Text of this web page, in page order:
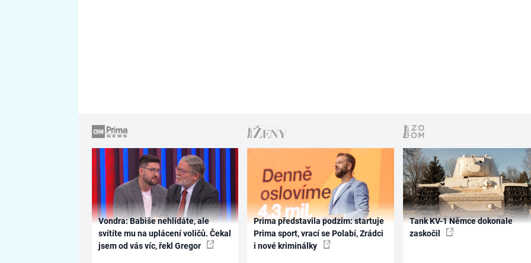
Vondra: Babiše nehlídáte, ale
svítíte mu na uplácení voličů. Čekal
jsem od vás víc, řekl Gregor
Prima představila podzim: startuje
Prima sport, vrací se Polabí, Zrádci
i nové kriminálky
Tank KV-1 Němce dokonale
zaskočil